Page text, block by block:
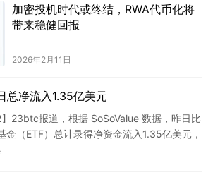
加密投机时代或终结，RWA代币化将
带来稳健回报
2026年2月11日
总净流入1.35亿美元
23btc报道，根据 SoSoValue 数据，昨日比
金（ETF）总计录得净资金流入1.35亿美元，
流…